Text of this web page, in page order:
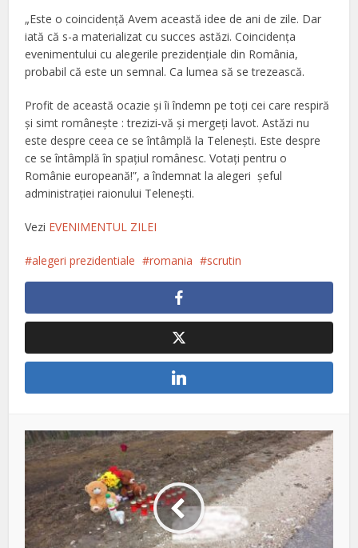
„Este o coincidenţă Avem această idee de ani de zile. Dar
iată că s-a materializat cu succes astăzi. Coincidenţa
evenimentului cu alegerile prezidenţiale din România,
probabil că este un semnal. Ca lumea să se trezească.
Profit de această ocazie şi îi îndemn pe toţi cei care respiră
şi simt româneşte : trezizi-vă şi mergeţi lavot. Astăzi nu
este despre ceea ce se întâmplă la Teleneşti. Este despre
ce se întâmplă în spaţiul românesc. Votaţi pentru o
Românie europeană!”, a îndemnat la alegeri şeful
administraţiei raionului Teleneşti.
Vezi EVENIMENTUL ZILEI
alegeri prezidentiale romania scrutin